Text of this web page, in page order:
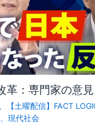
革：専門家の意見
【土曜配信】FACT
、現代社会